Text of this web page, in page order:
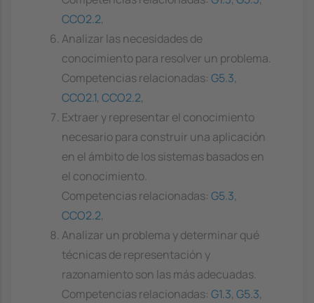
CCO2.2,
Analizar las necesidades de
conocimiento para resolver un problema.
Competencias relacionadas: G5.3,
CCO2.1, CCO2.2,
Extraer y representar el conocimiento
necesario para construir una aplicación
en el ámbito de los sistemas basados en
el conocimiento.
Competencias relacionadas: G5.3,
CCO2.2,
Analizar un problema y determinar qué
técnicas de representación y
razonamiento son las más adecuadas.
Competencias relacionadas: G1.3, G5.3,